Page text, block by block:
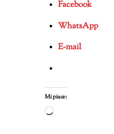
Facebook
WhatsApp
E-mail
Mi piace:
Caricamento